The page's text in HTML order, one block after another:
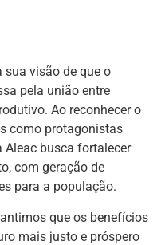
visão de que o
pela união entre
Ao reconhecer o
como protagonistas
Aleac busca fortalecer
com geração de
para a população.
que os benefícios
mais justo e próspero